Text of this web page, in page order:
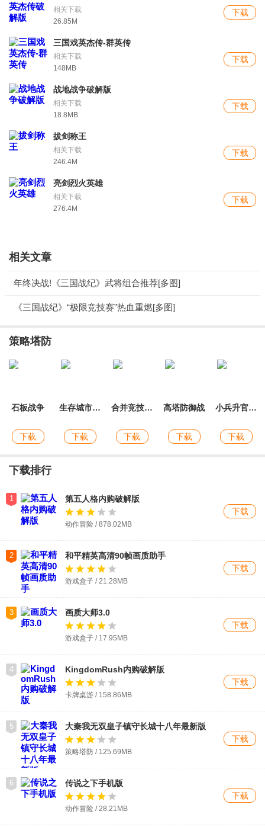
击败更多的对手。
游戏特色
1.可以随时探索不同的地图，快速学习三国的各种武术技能，可
以更好的击败对手。
2.游戏中有许多不同的战斗场景，让每个玩家都能找到合适的地
3.只要在不同模式下完成相应的任务，不仅可以轻松获得升级经
游戏优势
2.体验经典的游戏模式，爆发自己强大的操作技能消灭所有对
手。
进行挑战任务。
玩家测评
这个游戏简单来说就是一款收集武将，搭配阵法的九宫格推图
需要太肝，当然随意。
以上就是口袋手游网为您提供的国战三国志游戏，欢迎大家收
哦。
相关下载
26.85M
下载
三国戏英杰传-群英传
相关下载
148MB
下载
战地战争破解版
相关下载
18.8MB
下载
拔剑称王
相关下载
246.4M
下载
亮剑烈火英雄
相关下载
276.4M
下载
相关文章
年终决战!《三国战纪》武将组合推荐[多图]
《三国战纪》“极限竞技赛”热血重燃[多图]
策略塔防
石板战争
下载
生存城市僵尸基地建设和保卫
下载
合并竞技场战役
下载
高塔防御战
下载
小兵升官记app
下载
下载排行
1 第五人格内购破解版
动作冒险 / 878.02MB
下载
2 和平精英高清90帧画质助手
游戏盒子 / 21.28MB
下载
3 画质大师3.0
游戏盒子 / 17.95MB
下载
4 KingdomRush内购破解版
卡牌桌游 / 158.86MB
下载
5 大秦我无双皇子镇守长城十八年最新版
策略塔防 / 125.69MB
下载
6 传说之下手机版
动作冒险 / 28.21MB
下载